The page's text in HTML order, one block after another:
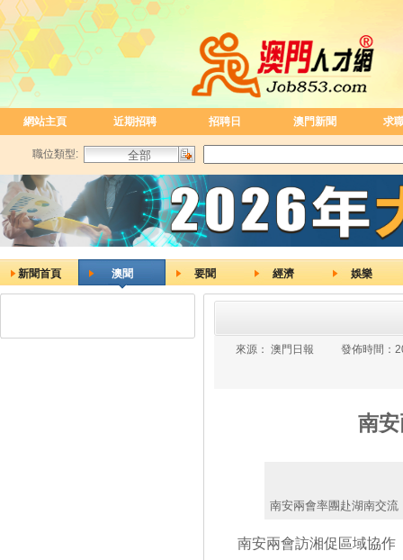
網站主頁 近期招聘 招聘日 澳門新聞 求
職位類型:
新聞首頁 澳聞 要聞 經濟 娛樂
來源： 澳門日報 發佈時間：
南
南安兩會率團赴湖南交流
南安兩會訪湘促區域協作